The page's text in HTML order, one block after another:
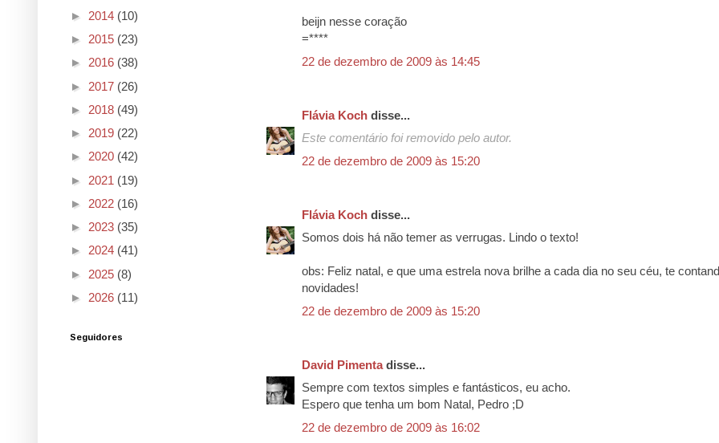
beijn nesse coração
=****
22 de dezembro de 2009 às 14:45
Flávia Koch disse...
Este comentário foi removido pelo autor.
22 de dezembro de 2009 às 15:20
Flávia Koch disse...
Somos dois há não temer as verrugas. Lindo o texto!
obs: Feliz natal, e que uma estrela nova brilhe a cada dia no seu céu, te
novidades!
22 de dezembro de 2009 às 15:20
David Pimentadisse...
Sempre com textos simples e fantásticos, eu acho.
Espero que tenha um bom Natal, Pedro ;D
22 de dezembro de 2009 às 16:02
► 2014 (10)
► 2015 (23)
► 2016 (38)
► 2017 (26)
► 2018 (49)
► 2019 (22)
► 2020 (42)
► 2021 (19)
► 2022 (16)
► 2023 (35)
► 2024 (41)
► 2025 (8)
► 2026 (11)
Seguidores